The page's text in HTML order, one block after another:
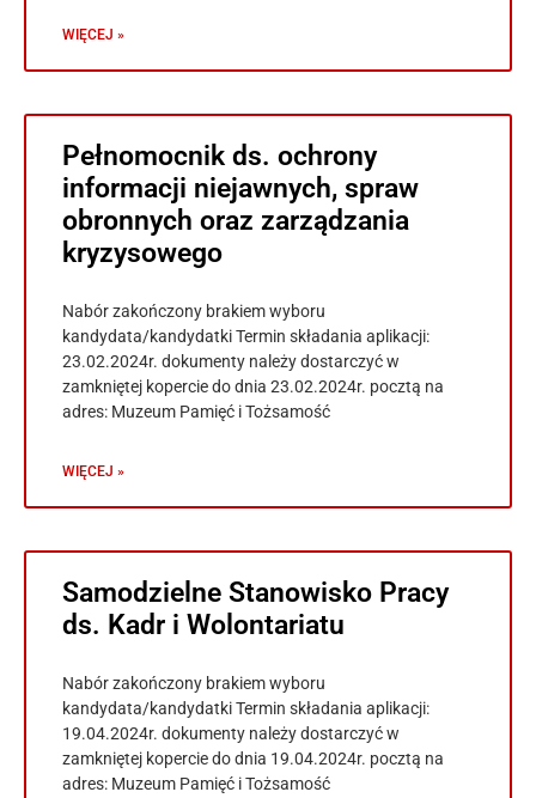
WIĘCEJ »
Pełnomocnik ds. ochrony
informacji niejawnych, spraw
obronnych oraz zarządzania
kryzysowego
Nabór zakończony brakiem wyboru
kandydata/kandydatki Termin składania aplikacji:
23.02.2024r. dokumenty należy dostarczyć w
zamkniętej kopercie do dnia 23.02.2024r. pocztą na
adres: Muzeum Pamięć i Tożsamość
WIĘCEJ »
Samodzielne Stanowisko Pracy
ds. Kadr i Wolontariatu
Nabór zakończony brakiem wyboru
kandydata/kandydatki Termin składania aplikacji:
19.04.2024r. dokumenty należy dostarczyć w
zamkniętej kopercie do dnia 19.04.2024r. pocztą na
adres: Muzeum Pamięć i Tożsamość